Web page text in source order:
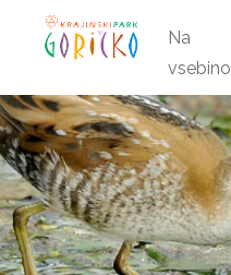
Na
vsebino